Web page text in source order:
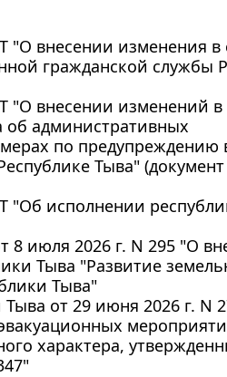
"О внесении изменения в
гражданской службы
"О внесении изменений в
об административных
по предупреждению
Тыва" (документ
"Об исполнении
8 июля 2026 г. N 295 "О
Тыва "Развитие
Тыва"
от 29 июня 2026 г. N
характера,